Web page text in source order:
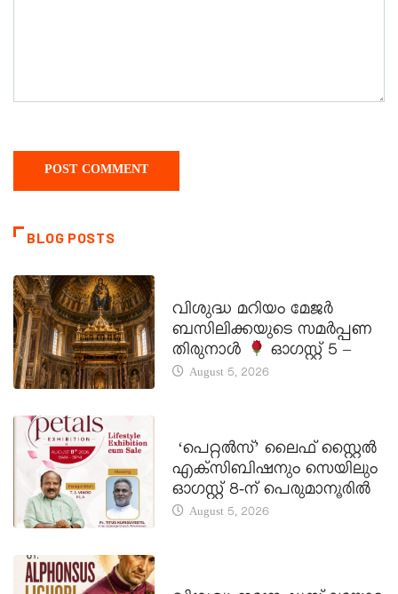
BLOG POSTS
വിശുദ്ധ മറിയം മേജർ
ബസിലിക്കയുടെ സമർപ്പണ
തിരുനാൾ
ഓഗസ്റ്റ് 5 –
August 5, 2026
‘പെറ്റൽസ്’ ലൈഫ് സ്റ്റൈൽ
എക്സിബിഷനും സെയിലും
ഓഗസ്റ്റ് 8-ന് പെരുമാനൂരിൽ
August 5, 2026